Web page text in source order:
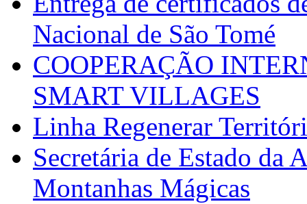
Nacional de São Tomé
COOPERAÇÃO
SMART VILLAGES
Linha Regenerar
Secretária de Estado da
Montanhas Mágicas